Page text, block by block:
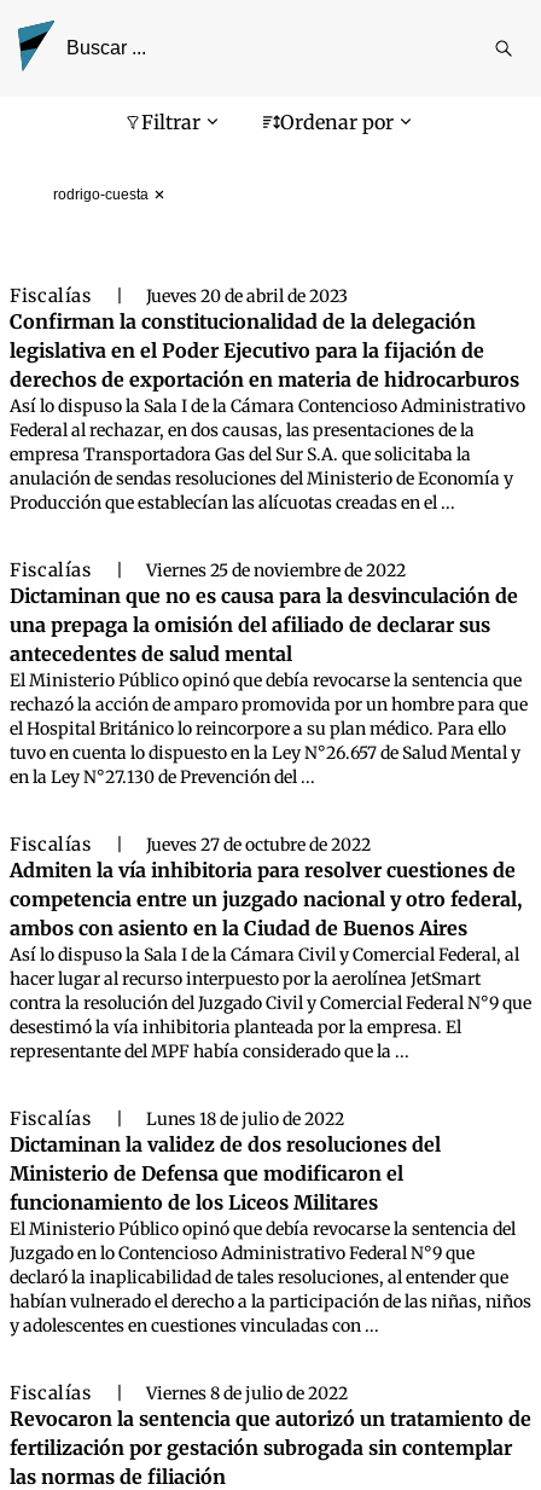
Filtrar Ordenar por
rodrigo-cuesta
Pantalla de búsqueda
Fiscalías Jueves 20 de abril de 2023
Confirman la constitucionalidad de la delegación
legislativa en el Poder Ejecutivo para la fijación de
derechos de exportación en materia de hidrocarburos
Así lo dispuso la Sala I de la Cámara Contencioso Administrativo
Federal al rechazar, en dos causas, las presentaciones de la
empresa Transportadora Gas del Sur S.A. que solicitaba la
anulación de sendas resoluciones del Ministerio de Economía y
Producción que establecían las alícuotas creadas en el ...
Fiscalías Viernes 25 de noviembre de 2022
Dictaminan que no es causa para la desvinculación de
una prepaga la omisión del afiliado de declarar sus
antecedentes de salud mental
El Ministerio Público opinó que debía revocarse la sentencia que
rechazó la acción de amparo promovida por un hombre para que
el Hospital Británico lo reincorpore a su plan médico. Para ello
tuvo en cuenta lo dispuesto en la Ley N°26.657 de Salud Mental y
en la Ley N°27.130 de Prevención del ...
Fiscalías Jueves 27 de octubre de 2022
Admiten la vía inhibitoria para resolver cuestiones de
competencia entre un juzgado nacional y otro federal,
ambos con asiento en la Ciudad de Buenos Aires
Así lo dispuso la Sala I de la Cámara Civil y Comercial Federal, al
hacer lugar al recurso interpuesto por la aerolínea JetSmart
contra la resolución del Juzgado Civil y Comercial Federal N°9 que
desestimó la vía inhibitoria planteada por la empresa. El
representante del MPF había considerado que la ...
Fiscalías Lunes 18 de julio de 2022
Dictaminan la validez de dos resoluciones del
Ministerio de Defensa que modificaron el
funcionamiento de los Liceos Militares
El Ministerio Público opinó que debía revocarse la sentencia del
Juzgado en lo Contencioso Administrativo Federal N°9 que
declaró la inaplicabilidad de tales resoluciones, al entender que
habían vulnerado el derecho a la participación de las niñas, niños
y adolescentes en cuestiones vinculadas con ...
Fiscalías Viernes 8 de julio de 2022
Revocaron la sentencia que autorizó un tratamiento de
fertilización por gestación subrogada sin contemplar
las normas de filiación